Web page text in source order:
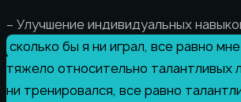
– Улучшение индивидуальных
сколько бы я ни играл, все равно
тяжело относительно талантливых
ни тренировался, все равно